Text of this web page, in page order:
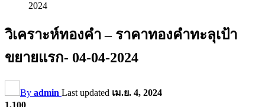
2024
วิเคราะห์ทองคำ – ราคาทองคำทะลุเป้า
ขยายแรก- 04-04-2024
By admin Last updated เม.ย. 4, 2024
1,100